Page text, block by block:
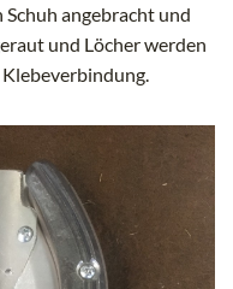
angebracht und
und Löcher werden